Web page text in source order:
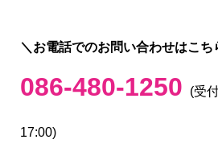
＼お電話でのお問い合わせはこち
086-480-1250 (受
17:00)